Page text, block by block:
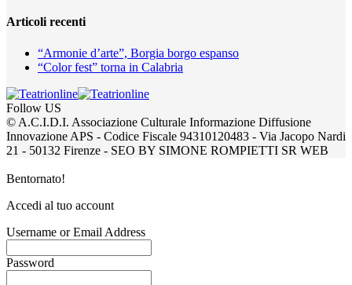
Articoli recenti
“Armonie d’arte”, Borgia borgo espanso
“Color fest” torna in Calabria
Follow US
© A.C.I.D.I. Associazione Culturale Informazione Diffusione
Innovazione APS - Codice Fiscale 94310120483 - Via Jacopo Nardi
21 - 50132 Firenze - SEO BY SIMONE ROMPIETTI SR WEB
Bentornato!
Accedi al tuo account
Username or Email Address
Password